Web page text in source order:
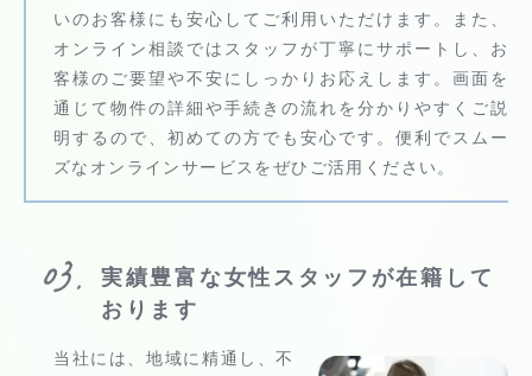
いのお客様にも安心してご利用いただけます。また、
オンライン相談ではスタッフが丁寧にサポートし、お
客様のご要望や不安にしっかりお応えします。画面を
通じて物件の詳細や手続きの流れを分かりやすくご説
明するので、初めての方でも安心です。便利でスムー
ズなオンラインサービスをぜひご活用ください。
実績豊富な女性スタッフが在籍 して
おります
当社には、地域に精通し、不